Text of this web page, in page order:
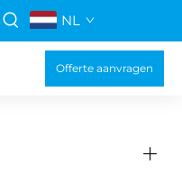
NL
Offerte aanvragen